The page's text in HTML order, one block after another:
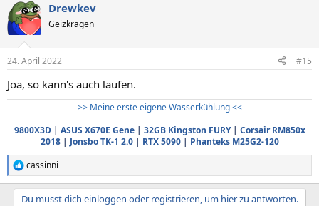
k
t
i
e
:
Drewkev
Geizkragen
24. April 2022 #15
Joa, so kann's auch laufen.
>> Meine erste eigene Wasserkühlung <<
9800X3D| ASUS X670E Gene| 32GB Kingston FURY| Corsair RM850x
2018| Jonsbo TK-1 2.0| RTX 5090| Phanteks M25G2-120
R
e
a
cassinni
Du musst dich einloggen oder registrieren, um hier zu antworten.